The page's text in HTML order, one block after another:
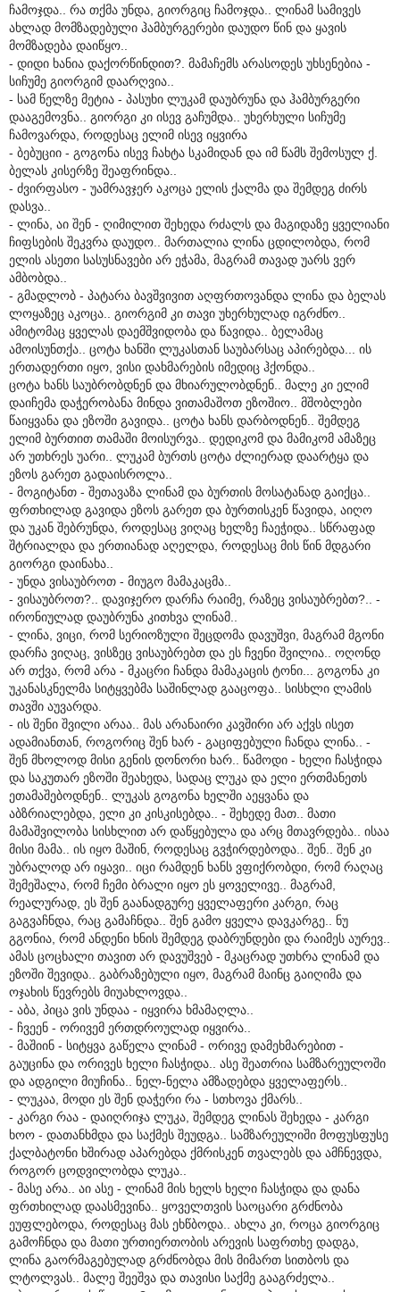
ჩამოჯდა.. რა თქმა უნდა, გიორგიც ჩამოჯდა.. ლინამ სამივეს
ახლად მომზადებული ჰამბურგერები დაუდო წინ და ყავის
მომზადება დაიწყო..
- დიდი ხანია დაქორწინდით?. მამაჩემს არასოდეს უხსენებია -
სიჩუმე გიორგიმ დაარღვია..
- სამ წელზე მეტია - პასუხი ლუკამ დაუბრუნა და ჰამბურგერი
დააგემოვნა.. გიორგი კი ისევ გაჩუმდა.. უხერხული სიჩუმე
ჩამოვარდა, როდესაც ელიმ ისევ იყვირა
- ბებუციი - გოგონა ისევ ჩახტა სკამიდან და იმ წამს შემოსულ ქ.
ბელას კისერზე შეაფრინდა..
- ძვირფასო - უამრავჯერ აკოცა ელის ქალმა და შემდეგ ძირს
დასვა..
- ლინა, აი შენ - ღიმილით შეხედა რძალს და მაგიდაზე ყველიანი
ჩიფსების შეკვრა დაუდო.. მართალია ლინა ცდილობდა, რომ
ელის ასეთი სასუსნავები არ ეჭამა, მაგრამ თავად უარს ვერ
ამბობდა..
- გმადლობ - პატარა ბავშვივით აღფრთოვანდა ლინა და ბელას
ლოყაზეც აკოცა.. გიორგიმ კი თავი უხერხულად იგრძნო..
ამიტომაც ყველას დაემშვიდობა და წავიდა.. ბელამაც
ამოისუნთქა.. ცოტა ხანში ლუკასთან საუბარსაც აპირებდა... ის
ერთადერთი იყო, ვისი დახმარების იმედიც ჰქონდა..
ცოტა ხანს საუბრობდნენ და მხიარულობდნენ.. მალე კი ელიმ
დაიჩემა დაჭერობანა მინდა ვითამაშოთ ეზოშიო.. მშობლები
წაიყვანა და ეზოში გავიდა.. ცოტა ხანს დარბოდნენ.. შემდეგ
ელიმ ბურთით თამაში მოისურვა.. დედიკომ და მამიკომ ამაზეც
არ უთხრეს უარი.. ლუკამ ბურთს ცოტა ძლიერად დაარტყა და
ეზოს გარეთ გადაისროლა..
- მოგიტანთ - შეთავაზა ლინამ და ბურთის მოსატანად გაიქცა..
ფრთხილად გავიდა ეზოს გარეთ და ბურთისკენ წავიდა, აიღო
და უკან შებრუნდა, როდესაც ვიღაც ხელზე ჩაეჭიდა.. სწრაფად
შტრიალდა და ერთიანად აღელდა, როდესაც მის წინ მდგარი
გიორგი დაინახა..
- უნდა ვისაუბროთ - მიუგო მამაკაცმა..
- ვისაუბროთ?.. დავიჯერო დარჩა რაიმე, რაზეც ვისაუბრებთ?.. -
ირონიულად დაუბრუნა კითხვა ლინამ..
- ლინა, ვიცი, რომ სერიოზული შეცდომა დავუშვი, მაგრამ მგონი
დარჩა ვიღაც, ვისზეც ვისაუბრებთ და ეს ჩვენი შვილია.. ოღონდ
არ თქვა, რომ არა - მკაცრი ჩანდა მამაკაცის ტონი... გოგონა კი
უკანასკნელმა სიტყვებმა საშინლად გააცოფა.. სისხლი ლამის
თავში აუვარდა.
- ის შენი შვილი არაა.. მას არანაირი კავშირი არ აქვს ისეთ
ადამიანთან, როგორიც შენ ხარ - გაციფებული ჩანდა ლინა.. -
შენ მხოლოდ მისი გენის დონორი ხარ.. წამოდი - ხელი ჩასჭიდა
და საკუთარ ეზოში შეახედა, სადაც ლუკა და ელი ერთმანეთს
ეთამაშებოდნენ.. ლუკას გოგონა ხელში აეყვანა და
აბზრიალებდა, ელი კი კისკისებდა.. - შეხედე მათ.. მათი
მამაშვილობა სისხლით არ დაწყებულა და არც მთავრდება.. ისაა
მისი მამა.. ის იყო მაშინ, როდესაც გვჭირდებოდა.. შენ.. შენ კი
უბრალოდ არ იყავი.. იცი რამდენ ხანს ვფიქრობდი, რომ რაღაც
შემეშალა, რომ ჩემი ბრალი იყო ეს ყოველივე.. მაგრამ,
რეალურად, ეს შენ გაანადგურე ყველაფერი კარგი, რაც
გაგვაჩნდა, რაც გამაჩნდა.. შენ გამო ყველა დავკარგე.. ნუ
გგონია, რომ ანდენი ხნის შემდეგ დაბრუნდები და რაიმეს აურევ..
ამას ცოცხალი თავით არ დავუშვებ - მკაცრად უთხრა ლინამ და
ეზოში შევიდა.. გაბრაზებული იყო, მაგრამ მაინც გაიღიმა და
ოჯახის წევრებს მიუახლოვდა..
- აბა, პიცა ვის უნდაა - იყვირა ხმამაღლა..
- ჩვეენ - ორივემ ერთდროულად იყვირა..
- მაშიინ - სიტყვა გაწელა ლინამ - ორივე დამეხმარებით -
გაუცინა და ორივეს ხელი ჩასჭიდა.. ასე შეათრია სამზარეულოში
და ადგილი მიუჩინა.. ნელ-ნელა ამზადებდა ყველაფერს..
- ლუკაა, მოდი ეს შენ დაჭერი რა - სთხოვა ქმარს..
- კარგი რაა - დაიღრიჯა ლუკა, შემდეგ ლინას შეხედა - კარგი
ხოო - დათანხმდა და საქმეს შეუდგა.. სამზარეულიში მოფუსფუსე
ქალბატონი ხშირად აპარებდა ქმრისკენ თვალებს და ამჩნევდა,
როგორ ცოდვილობდა ლუკა..
- მასე არა.. აი ასე - ლინამ მის ხელს ხელი ჩასჭიდა და დანა
ფრთხილად დაასმევინა.. ყოველთვის საოცარი გრძნობა
ეუფლებოდა, როდესაც მას ეხწბოდა.. ახლა კი, როცა გიორგიც
გამოჩნდა და მათი ურთიერთობის არევის საფრთხე დადგა,
ლინა გაორმაგებულად გრძნობდა მის მიმართ სითბოს და
ლტოლვას.. მალე შეეშვა და თავისი საქმე გააგრძელა..